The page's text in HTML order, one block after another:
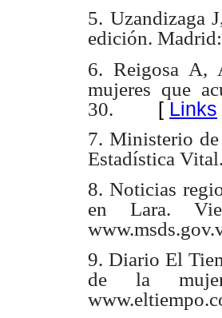
5. Uzandizaga
edición.
6. Reigosa A,
mujeres que
30. [ Links
7. Ministerio
Estadística
8. Noticias
en Lara.
9. Diario El
de la